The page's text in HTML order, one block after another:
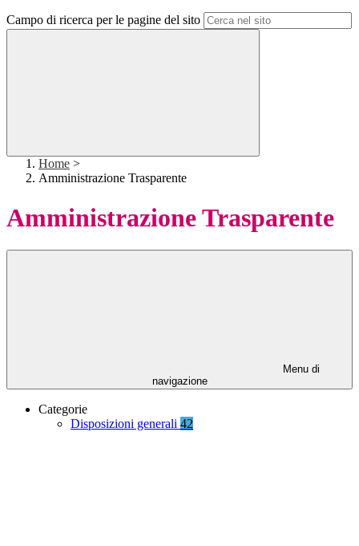
Campo di ricerca per le pagine del sito
Home >
Amministrazione Trasparente
Amministrazione Trasparente
Menu di
navigazione
Categorie
Disposizioni generali 42